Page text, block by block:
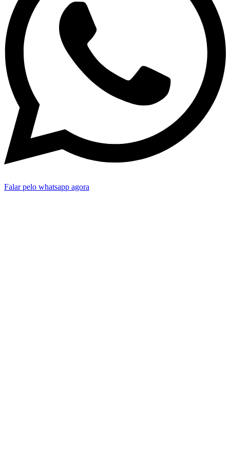
Falar pelo whatsapp agora